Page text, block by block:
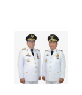
MALUKU
WN
MALUT